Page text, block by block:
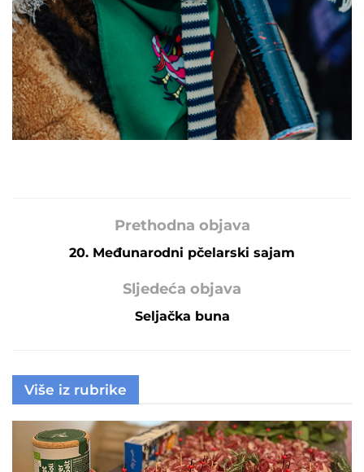
Prethodna objava
20. Međunarodni pčelarski sajam
Sljedeća objava
Seljačka buna
Više iz rubrike